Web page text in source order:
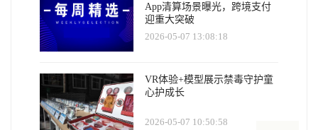
App清算场景曝光，跨境支付
迎重大突破
2026-05-07 13:08:18
VR体验+模型展示禁毒守护童
心护成长
2026-05-07 10:50:58